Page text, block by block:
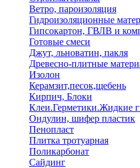
Ветро, пароизоляция
Гидроизоляционные
Гипсокартон, ГВЛВ и
Готовые смеси
Джут, льноватин, пакля
Древесно-плитные
Изолон
Керамзит,песок,щебень
Кирпич, Блоки
Клеи.Герметики.Жидкие
Ондулин, шифер пластик
Пенопласт
Плитка тротуарная
Поликарбонат
Сайдинг